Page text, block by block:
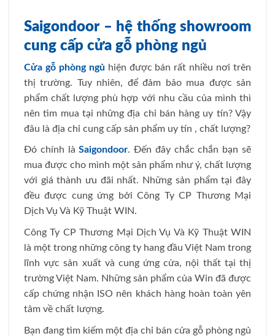
Saigondoor – hệ thống showroom
cung cấp cửa gỗ phòng ngủ
Cửa gỗ phòng ngủ hiện được bán rất nhiều nơi trên
thị trường. Tuy nhiên, để đảm bảo mua được sản
phẩm chất lượng phù hợp với nhu cầu của mình thì
nên tìm mua tại những địa chỉ bán hàng uy tín? Vậy
đâu là địa chỉ cung cấp sản phẩm uy tín , chất lượng?
Đó chính làSaigondoor. Đến đây chắc chắn bạn sẽ
mua được cho mình một sản phẩm như ý, chất lượng
với giá thành ưu đãi nhất. Những sản phẩm tại đây
đều được cung ứng bởi Công Ty CP Thương Mại
Dịch Vụ Và Kỹ Thuật WIN.
Công Ty CP Thương Mại Dịch Vụ Và Kỹ Thuật WIN
là một trong những công ty hang đầu Việt Nam trong
lĩnh vực sản xuất và cung ứng cửa, nội thất tại thị
trường Việt Nam. Những sản phẩm của Win đã được
cấp chứng nhận ISO nên khách hàng hoàn toàn yên
tâm về chất lượng.
Bạn đang tìm kiếm một địa chỉ bán cửa gỗ phòng ngủ